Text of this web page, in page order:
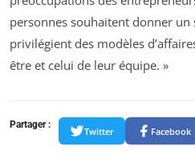
personnes souhaitent donner un
privilégient des modèles
être et celui de leur équipe. »
Partager :
Twitter Facebook